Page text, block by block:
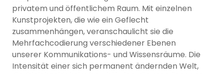
privatem und öffentlichem Raum. Mit einzelnen
Kunstprojekten, die wie ein Geflecht
zusammenhängen, veranschaulicht sie die
Mehrfachcodierung verschiedener Ebenen
unserer Kommunikations- und Wissensräume. Die
Intensität einer sich permanent ändernden Welt,